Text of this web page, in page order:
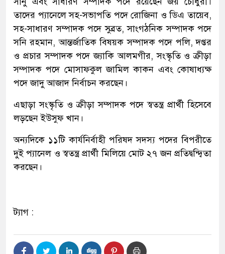
তাদের প্যানেলে সহ-সভাপতি পদে রোজিনা ও ডিএ তায়েব,
সহ-সাধারণ সম্পাদক পদে সুব্রত, সাংগঠনিক সম্পাদক পদে
সনি রহমান, আন্তর্জাতিক বিষয়ক সম্পাদক পদে পলি, দপ্তর
ও প্রচার সম্পাদক পদে জ্যাকি আলমগীর, সংস্কৃতি ও ক্রীড়া
সম্পাদক পদে মোসাফকুল জামিল কাকন এবং কোষাধ্যক্ষ
পদে জাদু আজাদ নির্বাচন করছেন।
এছাড়া সংস্কৃতি ও ক্রীড়া সম্পাদক পদে স্বতন্ত্র প্রার্থী হিসেবে
লড়ছেন ইউসুফ খান।
অন্যদিকে ১১টি কার্যনির্বাহী পরিষদ সদস্য পদের বিপরীতে
দুই প্যানেল ও স্বতন্ত্র প্রার্থী মিলিয়ে মোট ২৭ জন প্রতিদ্বন্দ্বিতা
করছেন।
ট্যাগ :